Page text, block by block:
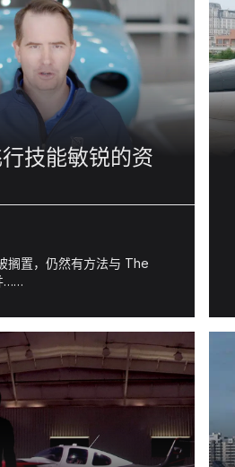
技能敏锐的资
搁置，仍然有方法与 The
……